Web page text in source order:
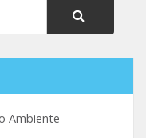
Ambiente